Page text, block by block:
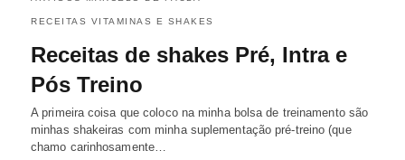
RECEITAS VITAMINAS E SHAKES
Receitas de shakes Pré, Intra e
Pós Treino
A primeira coisa que coloco na minha bolsa de treinamento são
minhas shakeiras com minha suplementação pré-treino (que
chamo carinhosamente…